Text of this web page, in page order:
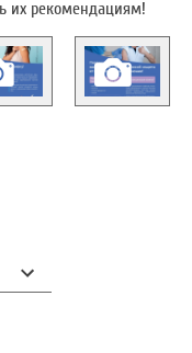
их рекомендациям!